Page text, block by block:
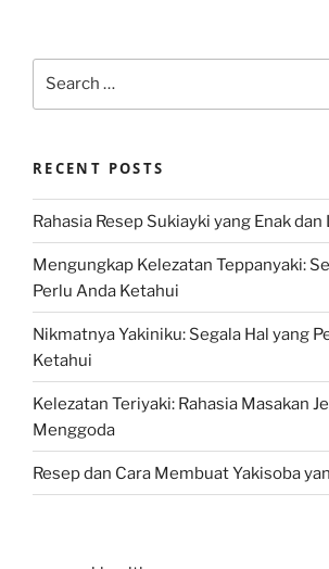
RECENT POSTS
Rahasia Resep Sukiayki yang Enak dan
Mengungkap Kelezatan Teppanyaki:
Perlu Anda Ketahui
Nikmatnya Yakiniku: Segala Hal yang
Ketahui
Kelezatan Teriyaki: Rahasia Masakan
Menggoda
Resep dan Cara Membuat Yakisoba